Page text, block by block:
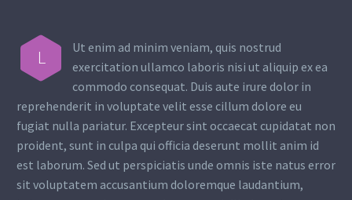
L
Ut enim ad minim veniam, quis nostrud
exercitation ullamco laboris nisi ut aliquip ex ea
commodo consequat. Duis aute irure dolor in
reprehenderit in voluptate velit esse cillum dolore eu
fugiat nulla pariatur. Excepteur sint occaecat cupidatat non
proident, sunt in culpa qui officia deserunt mollit anim id
est laborum. Sed ut perspiciatis unde omnis iste natus error
sit voluptatem accusantium doloremque laudantium,